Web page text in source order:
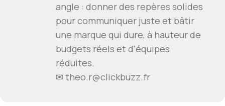
angle : donner des repères solides
pour communiquer juste et bâtir
une marque qui dure, à hauteur de
budgets réels et d'équipes
réduites.
✉ theo.r@clickbuzz.fr